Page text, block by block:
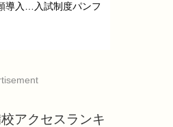
導入…入試制度パンフ
アクセスランキ